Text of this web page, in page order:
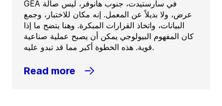
GEA في سارستيدت، جنوب هانوفر، ليس صالة
عرض، ولا بديلاً عن المعمل. إنه مكان للاختبار، وجمع
البيانات، واتخاذ القرارات المبكرة. وهنا يتضح ما إذا
كان المفهوم البيولوجي يمكن أن يصبح عملية صناعية
قوية. هذه الخطوة أكبر مما قد تبدو عليه.
Read more